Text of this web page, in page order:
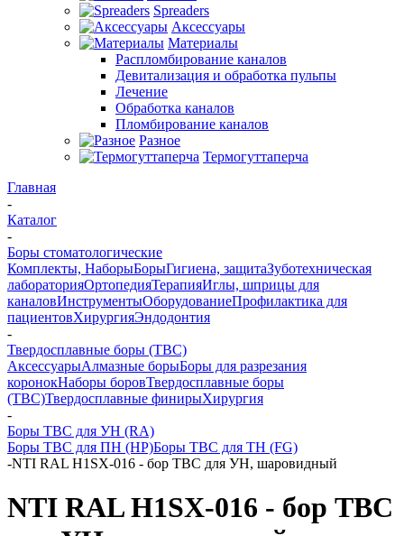
Spreaders
Аксессуары
Материалы
Распломбирование каналов
Девитализация и обработка пульпы
Лечение
Обработка каналов
Пломбирование каналов
Разное
Термогуттаперча
Главная
-
Каталог
-
Боры стоматологические
Комплекты, НаборыБорыГигиена, защитаЗуботехническая
лабораторияОртопедияТерапияИглы, шприцы для
каналовИнструментыОборудованиеПрофилактика для
пациентовХирургияЭндодонтия
-
Твердосплавные боры (ТВС)
АксессуарыАлмазные борыБоры для разрезания
коронокНаборы боровТвердосплавные боры
(ТВС)Твердосплавные финирыХирургия
-
Боры ТВС для УН (RA)
Боры ТВС для ПН (HP)Боры ТВС для ТН (FG)
-NTI RAL H1SX-016 - бор ТВС для УН, шаровидный
NTI RAL H1SX-016 - бор ТВС